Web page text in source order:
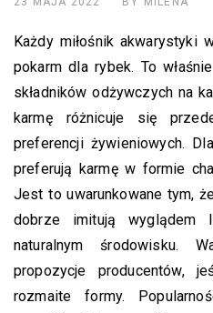
Każdy miłośnik akwarystyki
pokarm dla rybek. To
składników odżywczych na
karmę różnicuje się
preferencji żywieniowych.
preferują karmę w formie
Jest to uwarunkowane tym,
dobrze imitują wyglądem
naturalnym środowisku.
propozycje producentów,
rozmaite formy.